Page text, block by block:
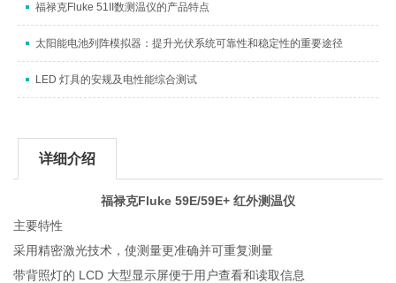
福禄克Fluke 51II数测温仪的产品特点
太阳能电池列阵模拟器：提升光伏系统可靠性和稳定性的重要途径
LED 灯具的安规及电性能综合测试
详细介绍
福禄克Fluke 59E/59E+ 红外测温仪
主要特性
采用精密激光技术，使测量更准确并可重复测量
带背照灯的 LCD 大型显示屏便于用户查看和读取信息